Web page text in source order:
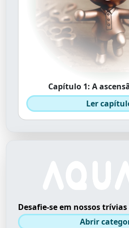
Capítulo 1: A
Ler
Desafie-se em nossos
Abrir